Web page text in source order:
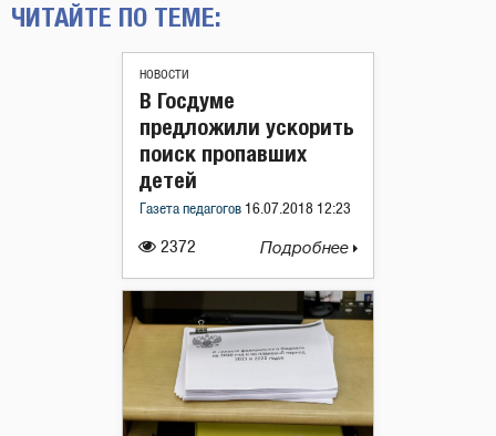
ЧИТАЙТЕ ПО ТЕМЕ:
НОВОСТИ
2372
В Госдуме
предложили ускорить
поиск пропавших
детей
Газета педагогов 16.07.2018 12:23
Подробнее